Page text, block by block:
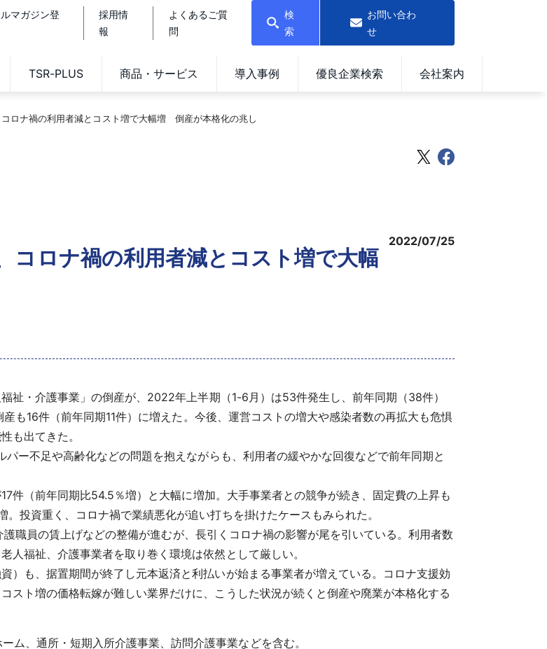
ルマガジン登
採用情
報
よくあるご質
問
検
索
お問い合わ
せ
TSR-PLUS 商品・サービス 導入事例 優良企業検索 会社案内
コロナ禍の利用者減とコスト増で大幅増 倒産が本格化の兆し
コロナ禍の利用者減とコスト増で大幅
2022/07/25
祉・介護事業」の倒産が、2022年上半期（1-6月）は53件発生し、前年同期（38件）
も16件（前年同期11件）に増えた。今後、運営コストの増大や感染者数の再拡大も危惧
も出てきた。
ー不足や高齢化などの問題を抱えながらも、利用者の緩やかな回復などで前年同期と
件（前年同期比54.5％増）と大幅に増加。大手事業者との競争が続き、固定費の上昇も
投資重く、コロナ禍で業績悪化が追い打ちを掛けたケースもみられた。
職員の賃上げなどの整備が進むが、長引くコロナ禍の影響が尾を引いている。利用者数
福祉、介護事業者を取り巻く環境は依然として厳しい。
も、据置期間が終了し元本返済と利払いが始まる事業者が増えている。コロナ支援効
スト増の価格転嫁が難しい業界だけに、こうした状況が続くと倒産や廃業が本格化する
ム、通所・短期入所介護事業、訪問介護事業などを含む。